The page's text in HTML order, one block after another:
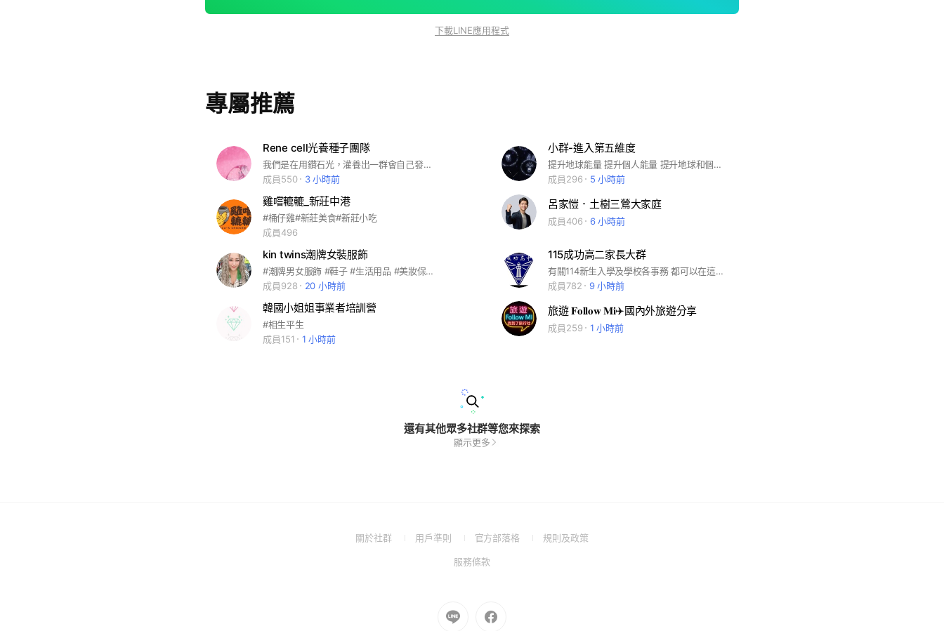
下載LINE應用程式
專屬推薦
Rene cell光養種子團隊
我們是在用鑽石光，灌養出一群會自己發亮的水光肌Oni💖
成員550
3 小時前
小群-進入第五維度
提升地球能量 提升個人能量 提升地球和個人頻率 本小群可以聊天，詢問，解答 勿PO不相關訊息
成員296
5 小時前
雞嚐轆轆_新莊中港
#桶仔雞#新莊美食#新莊小吃
成員496
呂家愷．土樹三鶯大家庭
成員406 6 小時前
kin twins潮牌女裝服飾
#潮牌男女服飾 #鞋子 #生活用品 #美妝保養品 #中大尺碼 #團體制服
成員928
20 小時前
115成功高二家長大群
有關114新生入學及學校各事務 都可以在這裡諮詢、分享及交流 ❤️歡迎來到成功高中
成員782
9 小時前
韓國小姐姐事業者培訓營
#相生平生
成員151
1 小時前
旅遊 𝐅𝐨𝐥𝐥𝐨𝐰 𝐌𝐢✈️國內外旅遊分享
成員259 1 小時前
還有其他眾多社群等您來探索
顯示更多
關於社群
(Open用戶準則
(Open
a
官方部落格
(Open規則及政策(Open
服務條款(Open
window)
Go
to
Go
to